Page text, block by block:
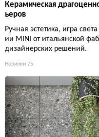
Керамическая
ьеров
Ручная эстетика, игра
ии MINI от итальянской
дизайнерских решений.
Новинки 75